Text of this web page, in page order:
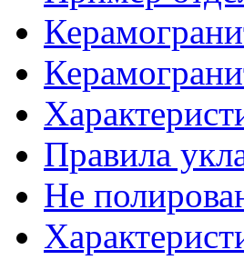
Правила
Не